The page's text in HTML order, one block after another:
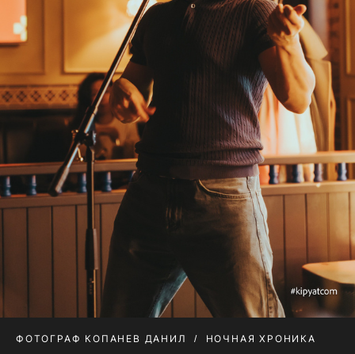
ФОТОГРАФ КОПАНЕВ ДАНИЛ НОЧНАЯ ХРОНИКА